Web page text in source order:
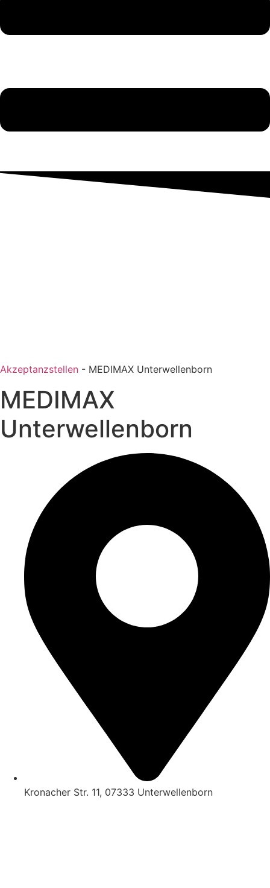
Akzeptanzstellen - MEDIMAX Unterwellenborn
MEDIMAX
Unterwellenborn
Kronacher Str. 11, 07333 Unterwellenborn